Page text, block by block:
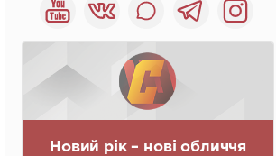
Новий рік – нові обличчя